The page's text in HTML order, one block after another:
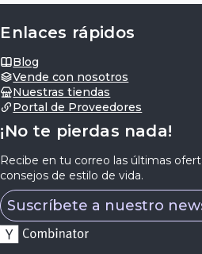
Enlaces rápidos
Blog
Vende con nosotros
Nuestras tiendas
Portal de Proveedores
¡No te pierdas nada!
Recibe en tu correo las últimas
consejos de estilo de vida.
Suscríbete a nuestro